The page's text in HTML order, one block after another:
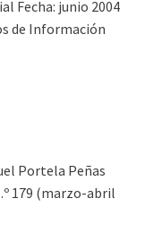
Fecha: junio 2004
de Información
Portela Peñas
179 (marzo-abril